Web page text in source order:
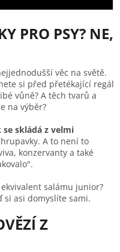
PRO PSY? NE,
věc na světě.
si před přetékající regál
vůně? A těch tvarů a
na výběr?
skládá z velmi
A to není to
konzervanty a také
salámu junior?
si asi domyslíte sami.
Z